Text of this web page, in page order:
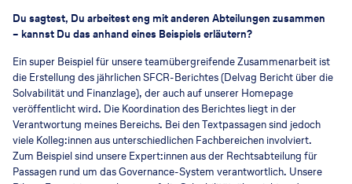
Du sagtest, Du arbeitest eng mit anderen Abteilungen zusammen
– kannst Du das anhand eines Beispiels erläutern?
Ein super Beispiel für unsere teamübergreifende Zusammenarbeit ist
die Erstellung des jährlichen SFCR-Berichtes (Delvag Bericht über die
Solvabilität und Finanzlage), der auch auf unserer Homepage
veröffentlicht wird. Die Koordination des Berichtes liegt in der
Verantwortung meines Bereichs. Bei den Textpassagen sind jedoch
viele Kolleg:innen aus unterschiedlichen Fachbereichen involviert.
Zum Beispiel sind unsere Expert:innen aus der Rechtsabteilung für
Passagen rund um das Governance-System verantwortlich. Unsere